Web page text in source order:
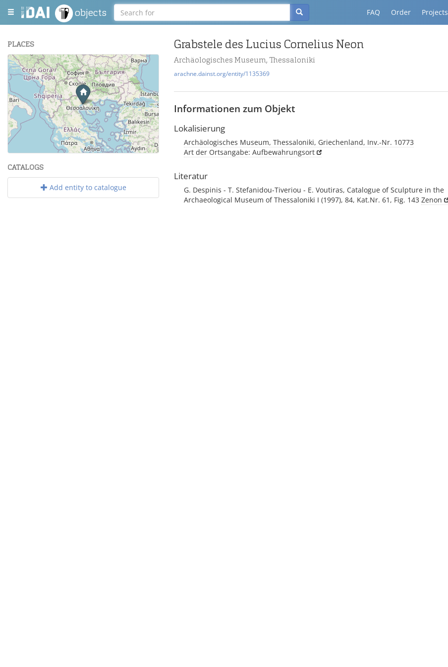
objects FAQ Order Projects
PLACES
+
−
Leaflet| Maps and Data ©OpenStreetMap.
CATALOGS
Add entity to catalogue
Grabstele des Lucius Cornelius Neon
Archäologisches Museum, Thessaloniki
arachne.dainst.org/entity/1135369
Informationen zum Objekt
Lokalisierung
Archäologisches Museum, Thessaloniki, Griechenland, Inv.-Nr. 10773
Art der Ortsangabe: Aufbewahrungsort
Literatur
G. Despinis - T. Stefanidou-Tiveriou - E. Voutiras, Catalogue of Sculpture in the
Archaeological Museum of Thessaloniki I (1997), 84, Kat.Nr. 61, Fig. 143 Zenon